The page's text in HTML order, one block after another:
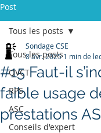
Post
Tous les posts
QVCT
RPS
ASC
Conseils d'expert
Tous les posts
#15 Faut-il
faible usage
prestations
Sondage CSE
8 avr. 2025 1 min de